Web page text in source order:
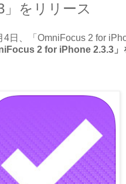
」をリリース
4日、「OmniFocus 2 for
2 for iPhone 2.3.3」